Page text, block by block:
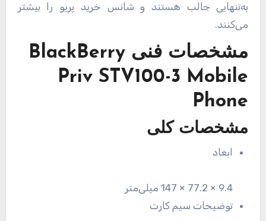
به‌تنهایی جالب هستند و شانس خرید پریو را بیشتر
می‌کنند.
مشخصات فنی BlackBerry
Priv STV100-3 Mobile
Phone
مشخصات کلی
ابعاد
9.4 × 77.2 × 147 میلی‌متر
توضیحات سیم کارت